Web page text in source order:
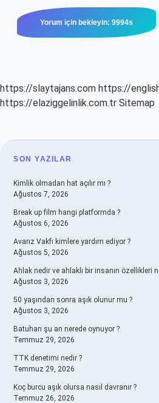
https://slaytajans.com https://
https://elaziggelinlik.com.tr Sitemap
SIDEBAR
SON YAZILAR
Kimlik olmadan hat açılır mı ?
Ağustos 7, 2026
Break up film hangi platformda ?
Ağustos 6, 2026
Avarız Vakfı kimlere yardım ediyor ?
Ağustos 5, 2026
Ahlak nedir ve ahlaklı bir insanın özellikleri
Ağustos 3, 2026
50 yaşından sonra aşık olunur mu ?
Ağustos 3, 2026
Batuhan şu an nerede oynuyor ?
Temmuz 29, 2026
TTK denetimi nedir ?
Temmuz 29, 2026
Koç burcu aşık olursa nasıl davranır ?
Temmuz 26, 2026